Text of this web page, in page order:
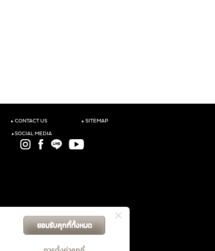
ยอมรับคุกกี้ทั้งหมด
‣ CONTACT US
‣SOCIAL MEDIA
‣ SITEMAP
GET DIRECTIONS